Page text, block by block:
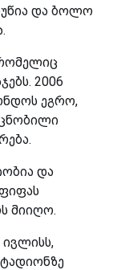
და ბოლო
2006
ეგრო,
და
მიიღო.
ივლისს,